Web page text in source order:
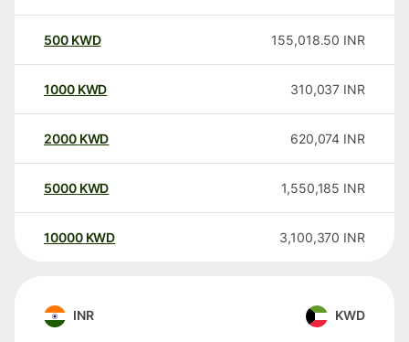
500 KWD 155,018.50 INR
1000 KWD 310,037 INR
2000 KWD 620,074 INR
5000 KWD 1,550,185 INR
10000 KWD 3,100,370 INR
INR KWD